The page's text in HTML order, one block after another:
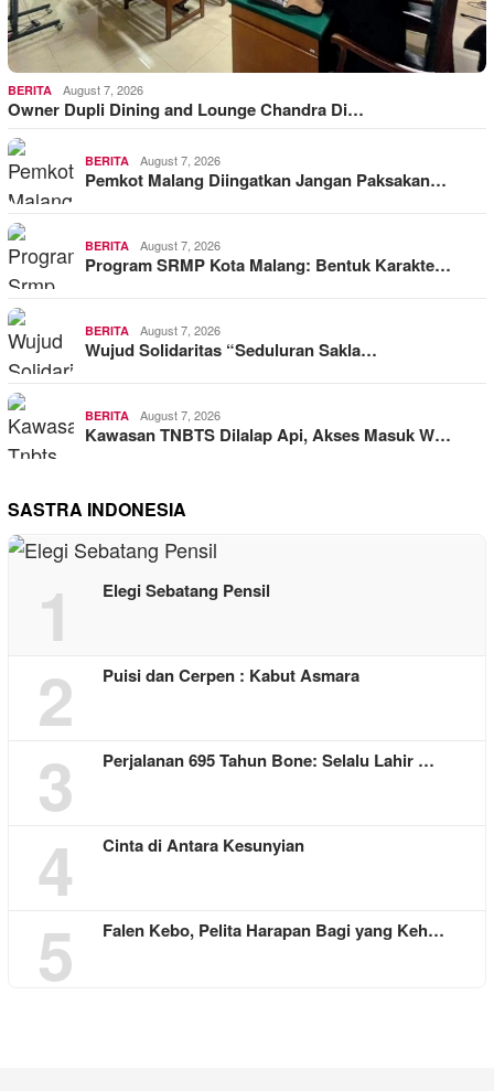
BERITA August 7, 2026
Owner Dupli Dining and Lounge Chandra Di…
BERITA August 7, 2026
Pemkot Malang Diingatkan Jangan Paksakan…
BERITA August 7, 2026
Program SRMP Kota Malang: Bentuk Karakte…
BERITA August 7, 2026
Wujud Solidaritas “Seduluran Sakla…
BERITA August 7, 2026
Kawasan TNBTS Dilalap Api, Akses Masuk W…
SASTRA INDONESIA
1 Elegi Sebatang Pensil
2 Puisi dan Cerpen : Kabut Asmara
3 Perjalanan 695 Tahun Bone: Selalu Lahir …
4 Cinta di Antara Kesunyian
5 Falen Kebo, Pelita Harapan Bagi yang Keh…